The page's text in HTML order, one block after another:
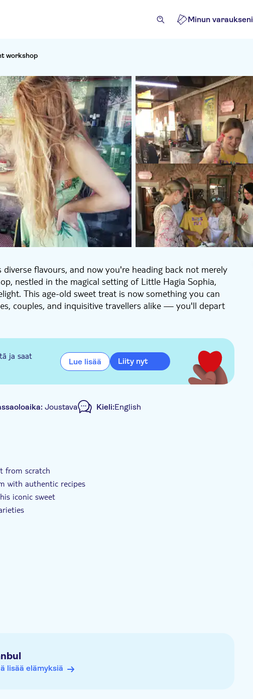
Minun varaukseni
workshop
flavours, and now you're heading back not merely
nestled in the magical setting of Little Hagia Sophia,
This age-old sweet treat is now something you can
couples, and inquisitive travellers alike — you'll depart
a garden brimming with history, you'll learn the secrets of
masquerading as handmade, you'll be taking home
in a traditional ceramic container adorned with Iznik tile
intertwined with this tradition. You'll also have the
Sophia Cultural Centre.
ja saat
Lue lisää Liity nyt
Joustava Kieli:English
from scratch
with authentic recipes
iconic sweet
Turkish delight
lisää elämyksiä